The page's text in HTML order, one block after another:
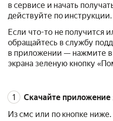
в сервисе и начать
действуйте по инструкции.
Если что-то не получится
обращайтесь в службу
в приложении — нажмите
экрана зеленую кнопку
Скачайте
Из смс или по кнопке ниже.